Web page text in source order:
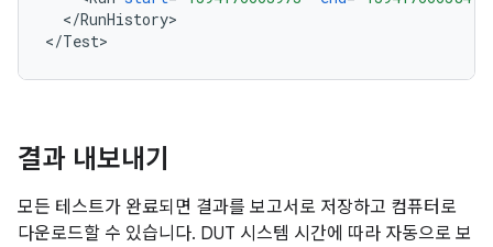
</RunHistory>
</Test
결과 내보내기
모든 테스트가 완료되면 결과를 보고서로 저장하고 컴퓨터로
다운로드할 수 있습니다. DUT 시스템 시간에 따라 자동으로 보